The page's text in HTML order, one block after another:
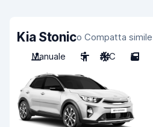
Kia Stonico Compatta simile
Manuale
5 A/C 5